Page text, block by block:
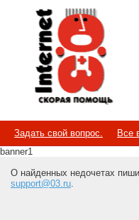
Internet
Скорая помощь
Задать свой вопрос. Все
banner1
О найденных недочетах
support@03.ru.